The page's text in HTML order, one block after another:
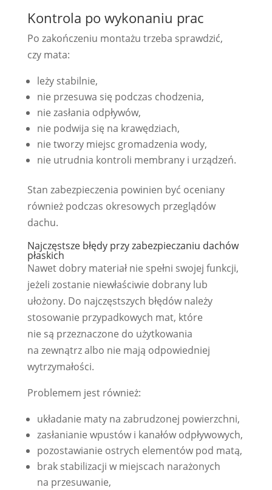
Kontrola po wykonaniu prac
Po zakończeniu montażu trzeba sprawdzić,
czy mata:
leży stabilnie,
nie przesuwa się podczas chodzenia,
nie zasłania odpływów,
nie podwija się na krawędziach,
nie tworzy miejsc gromadzenia wody,
nie utrudnia kontroli membrany i urządzeń.
Stan zabezpieczenia powinien być oceniany
również podczas okresowych przeglądów
dachu.
Najczęstsze błędy przy zabezpieczaniu dachów
płaskich
Nawet dobry materiał nie spełni swojej funkcji,
jeżeli zostanie niewłaściwie dobrany lub
ułożony. Do najczęstszych błędów należy
stosowanie przypadkowych mat, które
nie są przeznaczone do użytkowania
na zewnątrz albo nie mają odpowiedniej
wytrzymałości.
Problemem jest również:
układanie maty na zabrudzonej powierzchni,
zasłanianie wpustów i kanałów odpływowych,
pozostawianie ostrych elementów pod matą,
brak stabilizacji w miejscach narażonych
na przesuwanie,